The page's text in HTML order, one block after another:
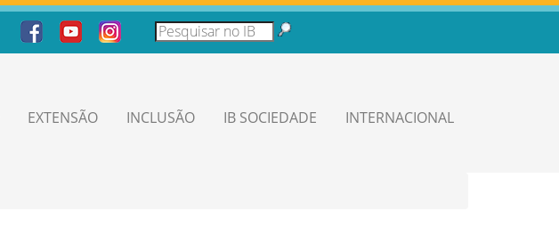
EXTENSÃO INCLUSÃO IB SOCIEDADE INTERNACIONAL